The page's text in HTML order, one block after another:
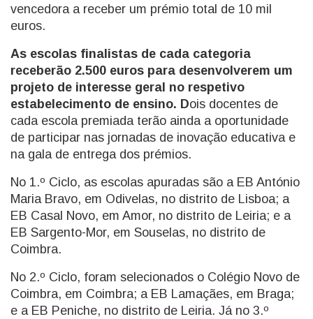
vencedora a receber um prémio total de 10 mil
euros.
As escolas finalistas de cada categoria
receberão 2.500 euros para desenvolverem um
projeto de interesse geral no respetivo
estabelecimento de ensino. Dois docentes de
cada escola premiada terão ainda a oportunidade
de participar nas jornadas de inovação educativa e
na gala de entrega dos prémios.
No 1.º Ciclo, as escolas apuradas são a EB António
Maria Bravo, em Odivelas, no distrito de Lisboa; a
EB Casal Novo, em Amor, no distrito de Leiria; e a
EB Sargento-Mor, em Souselas, no distrito de
Coimbra.
No 2.º Ciclo, foram selecionados o Colégio Novo de
Coimbra, em Coimbra; a EB Lamaçães, em Braga;
e a EB Peniche, no distrito de Leiria. Já no 3.º